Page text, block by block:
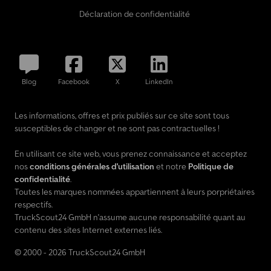
Déclaration de confidentialité
Blog Facebook X LinkedIn
Les informations, offres et prix publiés sur ce site sont tous
susceptibles de changer et ne sont pas contractuelles !
En utilisant ce site web, vous prenez connaissance et acceptez
nosconditions générales d'utilisation et notre Politique de
confidentialité.
Toutes les marques nommées appartiennent à leurs porpriétaires
respectifs.
TruckScout24 GmbH n'assume aucune responsabilité quant au
contenu des sites Internet externes liés.
© 2000 - 2026 TruckScout24 GmbH